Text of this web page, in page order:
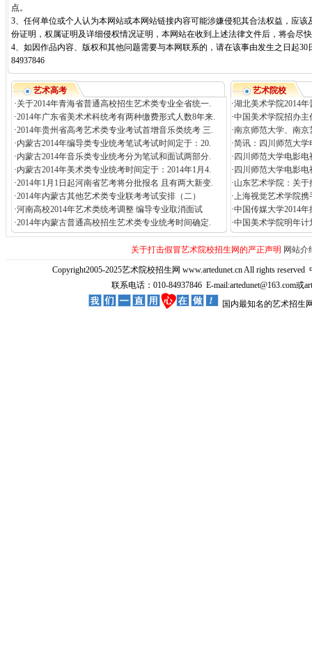
点。
3、任何单位或个人认为本网站或本网站链接内容可能涉嫌侵犯其合法权益，应
份证明，权属证明及详细侵权情况证明，本网站在收到上述法律文件后，将会尽
4、如因作品内容、版权和其他问题需要与本网联系的，请在该事由发生之日起30
84937846
艺术高考
·关于2014年青海省普通高校招生艺术类专业全省统一.
·2014年广东省美术术科统考有两种缴费形式人数8年来.
·2014年贵州省高考艺术类专业考试首增音乐类统考 三.
·内蒙古2014年编导类专业统考笔试考试时间定于：20.
·内蒙古2014年音乐类专业统考分为笔试和面试两部分.
·内蒙古2014年美术类专业统考时间定于：2014年1月4.
·2014年1月1日起河南省艺考将分批报名 且有两大新变.
·2014年内蒙古其他艺术类专业联考考试安排（二）
·河南高校2014年艺术类统考调整 编导专业取消面试
·2014年内蒙古普通高校招生艺术类专业统考时间确定.
艺术院校
·湖北美术学院2014
·中国美术学院招办
·南京师范大学、南京
·简讯：四川师范大学
· 四川师范大学电影
· 四川师范大学电影
·山东艺术学院：关于
·上海视觉艺术学院
·中国传媒大学2014
·中国美术学院明年计
关于打击假冒艺术院校招生网的严正声明 网站介
Copyright2005-2025艺术院校招生网 www.artedunet.cn All rights reserved
联系电话：010-84937846 E-mail:artedunet@163.com或
国内最知名的艺术招生